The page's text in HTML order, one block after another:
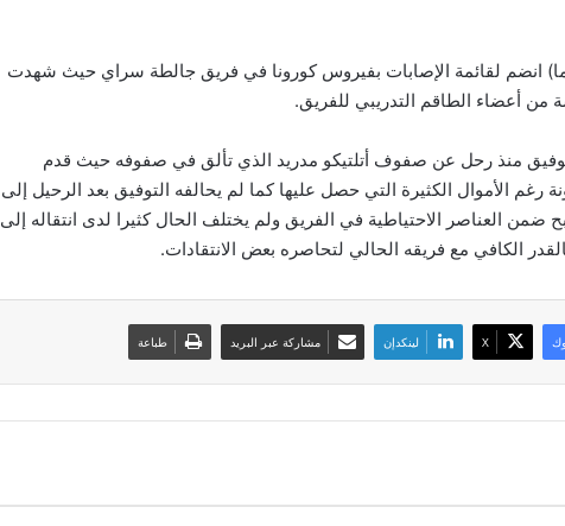
الصحيفة أن أردا توران (33 عاما) انضم لقائمة الإصابات بفيروس كورونا في فريق جالطة سراي حيث شهدت
من أعضاء الطاقم التدريبي للفريق.
منذ رحل عن صفوف أتلتيكو مدريد الذي تألق في صفوفه حيث قدم
رغم الأموال الكثيرة التي حصل عليها كما لم يحالفه التوفيق بعد الرحيل إلى
العناصر الاحتياطية في الفريق ولم يختلف الحال كثيرا لدى انتقاله إلى
الكافي مع فريقه الحالي لتحاصره بعض الانتقادات.
‫X لينكدإن مشاركة عبر البريد طباعة